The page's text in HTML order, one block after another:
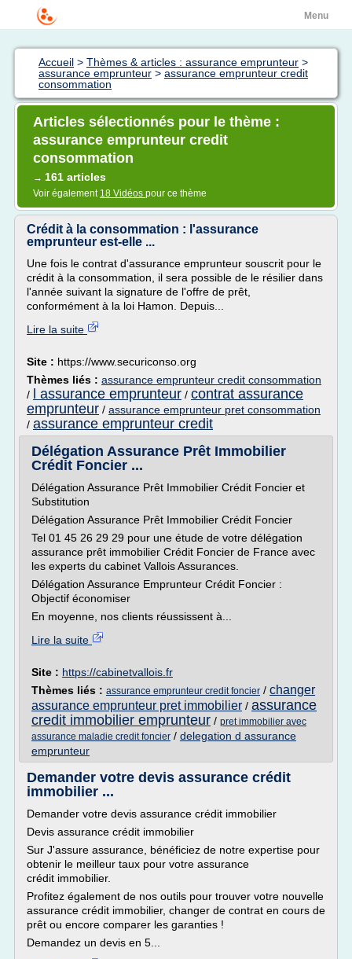
Menu
Accueil > Thèmes & articles : assurance emprunteur >
assurance emprunteur > assurance emprunteur credit
consommation
Articles sélectionnés pour le thème :
assurance emprunteur credit
consommation
→ 161 articles
Voir également 18 Vidéos pour ce thème
Crédit à la consommation : l'assurance
emprunteur est-elle ...
Une fois le contrat d'assurance emprunteur souscrit pour le
crédit à la consommation, il sera possible de le résilier dans
l'année suivant la signature de l'offre de prêt,
conformément à la loi Hamon. Depuis...
Lire la suite
Site : https://www.securiconso.org
Thèmes liés : assurance emprunteur credit consommation
/
l assurance emprunteur / contrat assurance
emprunteur / assurance emprunteur pret consommation
/ assurance emprunteur credit
Délégation Assurance Prêt Immobilier
Crédit Foncier ...
Délégation Assurance Prêt Immobilier Crédit Foncier et
Substitution
Délégation Assurance Prêt Immobilier Crédit Foncier
Tel 01 45 26 29 29 pour une étude de votre délégation
assurance prêt immobilier Crédit Foncier de France avec
les experts du cabinet Vallois Assurances.
Délégation Assurance Emprunteur Crédit Foncier :
Objectif économiser
En moyenne, nos clients réussissent à...
Lire la suite
Site : https://cabinetvallois.fr
Thèmes liés : assurance emprunteur credit foncier / changer
assurance emprunteur pret immobilier / assurance
credit immobilier emprunteur / pret immobilier avec
assurance maladie credit foncier / delegation d assurance
emprunteur
Demander votre devis assurance crédit
immobilier ...
Demander votre devis assurance crédit immobilier
Devis assurance crédit immobilier
Sur J'assure assurance, bénéficiez de notre expertise pour
obtenir le meilleur taux pour votre assurance
crédit immobilier.
Profitez également de nos outils pour trouver votre nouvelle
assurance crédit immobilier, changer de contrat en cours de
prêt ou encore comparer les garanties !
Demandez un devis en 5...